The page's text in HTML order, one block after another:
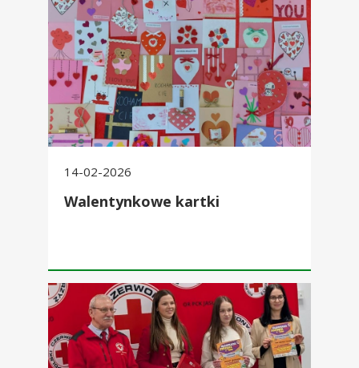
14-02-2026
Walentynkowe kartki
Milena Bronowicz lauratką Ogólnopolskiej Olimpiady